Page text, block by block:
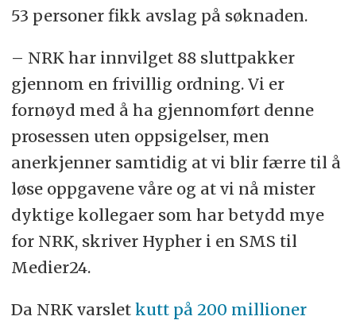
Sum av alder og tjenestetid
(nedtrapping fra 66 år) Alder 66,5 –
69 år - 6 måneder
NRK har også flere øvrige virkemidler
som karriereveiledning, rådgivning
og studiestøtte.
53 personer fikk avslag på søknaden.
– NRK har innvilget 88 sluttpakker
gjennom en frivillig ordning. Vi er
fornøyd med å ha gjennomført denne
prosessen uten oppsigelser, men
anerkjenner samtidig at vi blir færre til å
løse oppgavene våre og at vi nå mister
dyktige kollegaer som har betydd mye
for NRK, skriver Hypher i en SMS til
Medier24.
Da NRK varslet kutt på 200 millioner